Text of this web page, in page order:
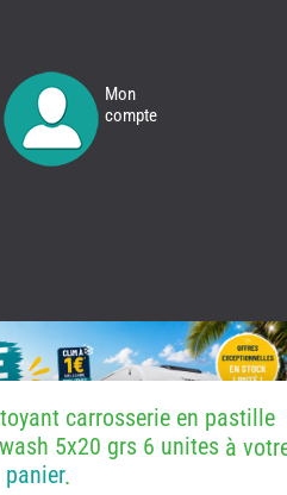
Mon
compte
carrosserie en pastille
5x20 grs 6 unites à
panier.